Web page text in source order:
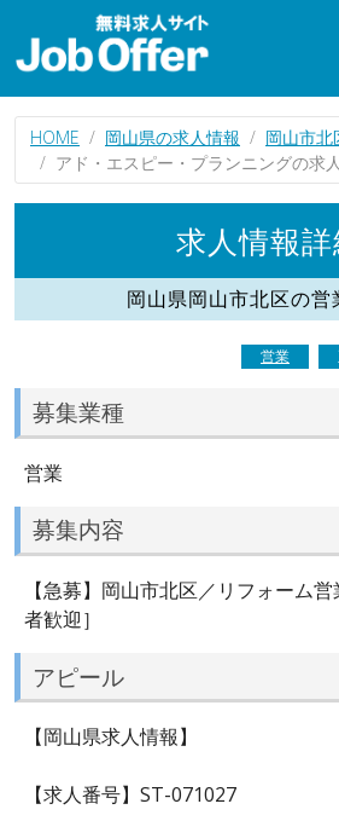
HOME 岡山県の求人情報
岡山市北
アド・エスピー・プランニングの求人
求人情報詳
岡山県岡山市北区の営
営業
募集業種
営業
募集内容
【急募】岡山市北区／リフォーム
者歓迎］
アピール
【岡山県求人情報】
【求人番号】ST-071027